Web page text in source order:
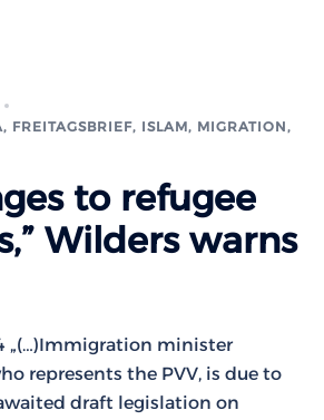
, FREITAGSBRIEF, ISLAM, MIGRATION,
to refugee
Wilders warns
„(…)Immigration minister
represents the PVV, is due to
draft legislation on